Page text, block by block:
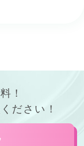
！
ださい！